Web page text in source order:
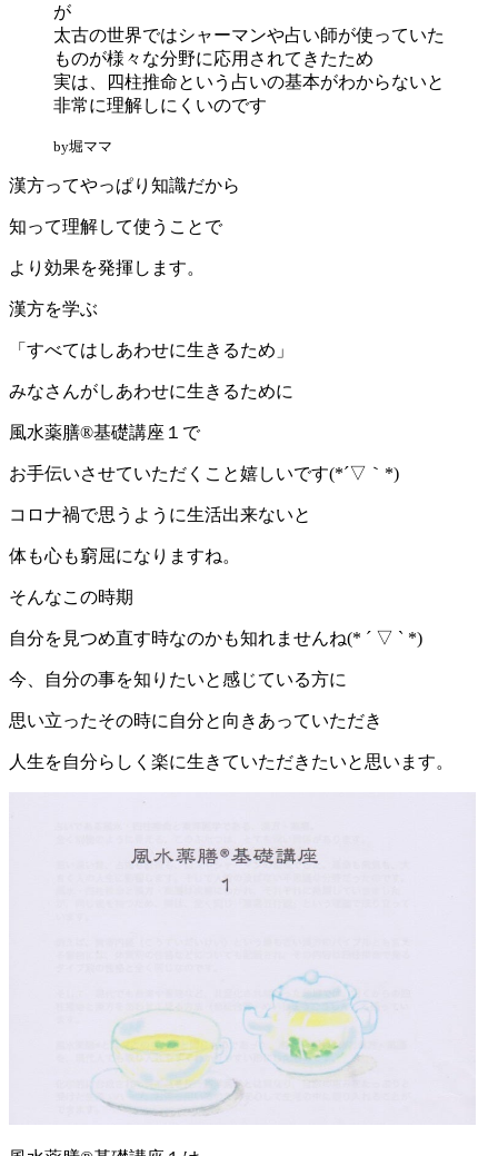
が
太古の世界ではシャーマンや占い師が使っていた
ものが様々な分野に応用されてきたため
実は、四柱推命という占いの基本がわからないと
非常に理解しにくいのです
by堀ママ
漢方ってやっぱり知識だから
知って理解して使うことで
より効果を発揮します。
漢方を学ぶ
「すべてはしあわせに生きるため」
みなさんがしあわせに生きるために
風水薬膳®基礎講座１で
お手伝いさせていただくこと嬉しいです(*´▽｀*)
コロナ禍で思うように生活出来ないと
体も心も窮屈になりますね。
そんなこの時期
自分を見つめ直す時なのかも知れませんね(* ´ ▽ ` *)
今、自分の事を知りたいと感じている方に
思い立ったその時に自分と向きあっていただき
人生を自分らしく楽に生きていただきたいと思います。